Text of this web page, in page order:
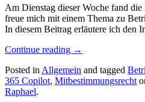
Am Dienstag dieser Woche fand
freue mich mit einem Thema zu
In diesem Beitrag erläutere ich den
Continue reading →
Posted in Allgemein and tagged
365 Copilot, Mitbestimmungsrecht
Raphael.